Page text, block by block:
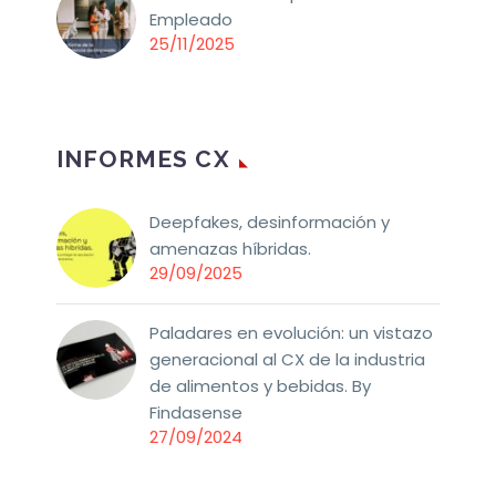
Empleado
25/11/2025
INFORMES CX
Deepfakes, desinformación y
amenazas híbridas.
29/09/2025
Paladares en evolución: un vistazo
generacional al CX de la industria
de alimentos y bebidas. By
Findasense
27/09/2024